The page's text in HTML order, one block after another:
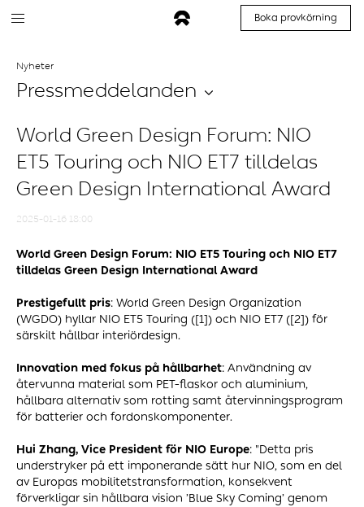
Boka provkörning
Nyheter
Pressmeddelanden
2025-01-16 18:00
World Green Design Forum: NIO
ET5 Touring och NIO ET7 tilldelas
Green Design International Award
World Green Design Forum: NIO ET5 Touring och NIO ET7
tilldelas Green Design International Award
Prestigefullt pris: World Green Design Organization
(WGDO) hyllar NIO ET5 Touring ([1]) och NIO ET7 ([2]) för
särskilt hållbar interiördesign.
Innovation med fokus på hållbarhet: Användning av
återvunna material som PET-flaskor och aluminium,
hållbara alternativ som rotting samt återvinningsprogram
för batterier och fordonskomponenter.
Hui Zhang, Vice President för NIO Europe: "Detta pris
understryker på ett imponerande sätt hur NIO, som en del
av Europas mobilitetstransformation, konsekvent
förverkligar sin hållbara vision ’Blue Sky Coming’ genom